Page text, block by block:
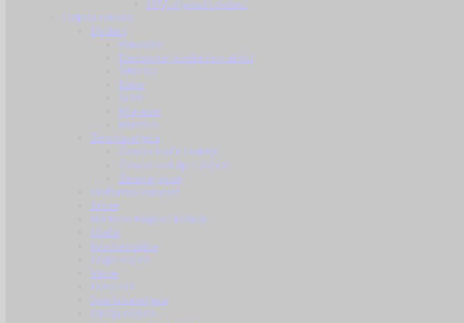
HPA dijelovi i dodaci
Odjeća i obuća
Dodaci
Rukavice
Fantomke, maske i ovratnici
Šilterice
Kape
Šeširi
Marame
Beretke
Ženska odjeća
Ženske hlače i suknje
Ženske košulje i majice
Ženske jakne
Uniforma komplet
Jakne
Borbene majice i košulje
Hlače
Kratke majice
Duge majice
Veste
Donji veš
Sportska odjeća
Dječja odjeća